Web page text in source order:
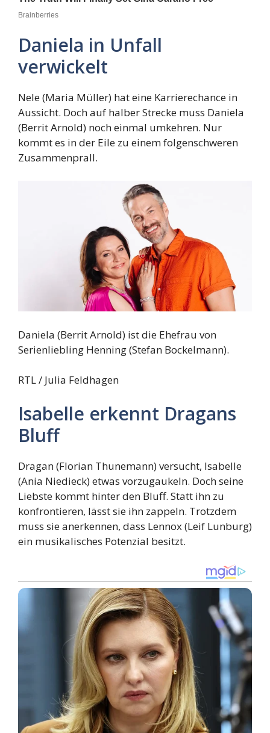
Daniela in Unfall
verwickelt
Nele (Maria Müller) hat eine Karrierechance in
Aussicht. Doch auf halber Strecke muss Daniela
(Berrit Arnold) noch einmal umkehren. Nur
kommt es in der Eile zu einem folgenschweren
Zusammenprall.
Daniela (Berrit Arnold) ist die Ehefrau von
Serienliebling Henning (Stefan Bockelmann).
RTL / Julia Feldhagen
Isabelle erkennt Dragans
Bluff
Dragan (Florian Thunemann) versucht, Isabelle
(Ania Niedieck) etwas vorzugaukeln. Doch seine
Liebste kommt hinter den Bluff. Statt ihn zu
konfrontieren, lässt sie ihn zappeln. Trotzdem
muss sie anerkennen, dass Lennox (Leif Lunburg)
ein musikalisches Potenzial besitzt.